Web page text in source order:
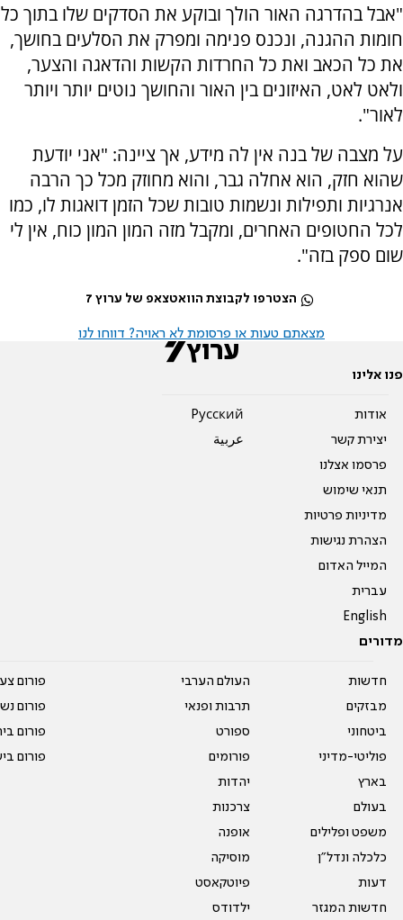
"אבל בהדרגה האור הולך ובוקע את הסדקים שלו בתוך כל
חומות ההגנה, ונכנס פנימה ומפרק את הסלעים בחושך,
את כל הכאב ואת כל החרדות הקשות והדאגה והצער,
ולאט לאט, האיזונים בין האור והחושך נוטים יותר ויותר
לאור".
על מצבה של בנה אין לה מידע, אך ציינה: "אני יודעת
שהוא חזק, הוא אחלה גבר, והוא מחוזק מכל כך הרבה
אנרגיות ותפילות ונשמות טובות שכל הזמן דואגות לו, כמו
לכל החטופים האחרים, ומקבל מזה המון המון כוח, אין לי
שום ספק בזה".
הצטרפו לקבוצת הוואטצאפ של ערוץ 7
מצאתם טעות או פרסומת לא ראויה? דווחו לנו
פנו אלינו
אודות
יצירת קשר
פרסמו אצלנו
תנאי שימוש
מדיניות פרטיות
הצהרת נגישות
המייל האדום
עברית
English
Pусский
عربية
מדורים
חדשות
מבזקים
ביטחוני
פוליטי-מדיני
בארץ
בעולם
משפט ופלילים
כלכלה ונדל"ן
דעות
חדשות המגזר
העולם הערבי
תרבות ופנאי
ספורט
פורומים
יהדות
צרכנות
אופנה
מוסיקה
פיוטקאסט
ילדודס
פורום
פורום
פורום
פורום